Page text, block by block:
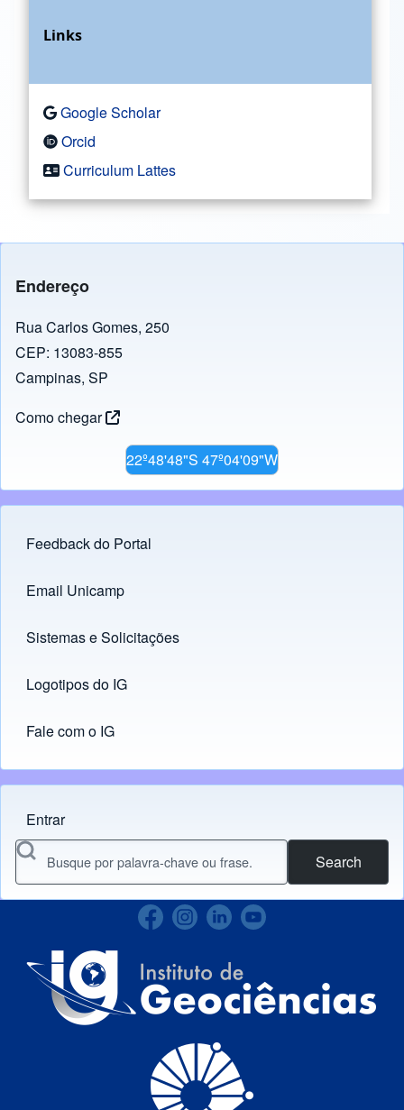
Links
Google Scholar
Orcid
Curriculum Lattes
Endereço
Rua Carlos Gomes, 250
CEP: 13083-855
Campinas, SP
Como chegar
22º48'48"S 47º04'09"W
Footer menu
Feedback do Portal
Links
Email Unicamp
(opens in new tab)
Sistemas e Solicitações
(opens in new tab)
Logotipos do IG
(opens in new tab)
Fale com o IG
Menu do usuário
Entrar
Search